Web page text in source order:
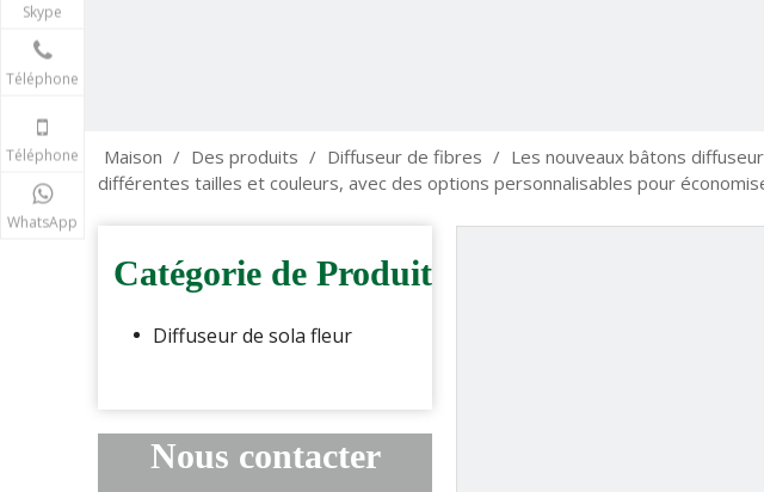
Maison / Des produits / Diffuseur de fibres / Les nouveaux bâtons
différentes tailles et couleurs, avec des options personnalisables pour
Catégorie de Produit
Diffuseur de sola fleur
Nous contacter
Skype
Téléphone
Téléphone
WhatsApp